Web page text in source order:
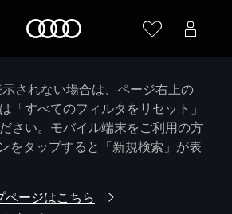
されない場合は、ページ右上の
「すべてのフィルタをリセット」
さい。モバイル端末をご利用の方
をタップすると「新規検索」が表
ージはこちら